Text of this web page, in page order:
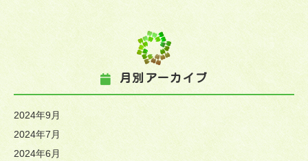
月別アーカイブ
2024年9月
2024年7月
2024年6月